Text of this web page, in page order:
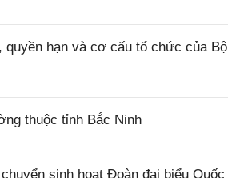
quyền hạn và cơ cấu tổ chức của Bộ
thuộc tỉnh Bắc Ninh
sinh hoạt Đoàn đại biểu Quốc